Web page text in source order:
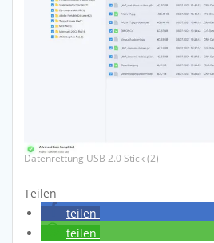
Datenrettung USB 2.0 Stick (2)
Teilen
teilen
teilen